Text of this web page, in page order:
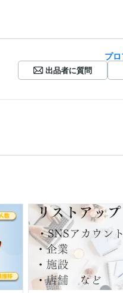
プ
出品者に質問